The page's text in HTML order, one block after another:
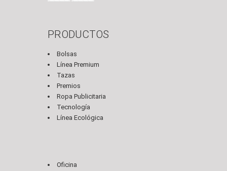
PRODUCTOS
Bolsas
Línea Premium
Tazas
Premios
Ropa Publicitaria
Tecnología
Línea Ecológica
Oficina